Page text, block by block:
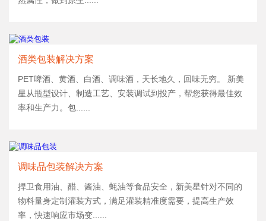
酒类包装解决方案
PET啤酒、黄酒、白酒、调味酒，天长地久，回味无穷。 新美
星从瓶型设计、制造工艺、安装调试到投产，帮您获得最佳效
率和生产力。包......
调味品包装解决方案
捍卫食用油、醋、酱油、蚝油等食品安全，新美星针对不同的
物料量身定制灌装方式，满足灌装精准度需要，提高生产效
率，快速响应市场变......